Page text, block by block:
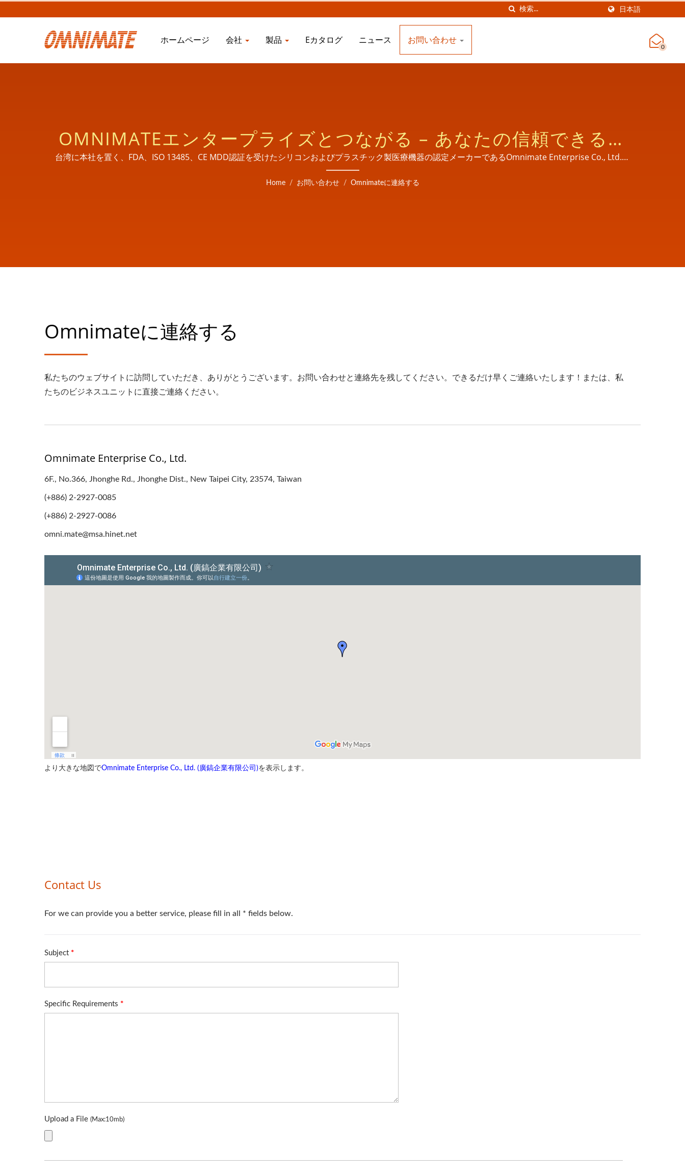
日本語
ホームページ 会社 製品 Eカタログ ニュース お問い合わせ
0
OMNIMATEエンタープライズとつながる – あなたの信頼できる医
療機器パートナー
台湾に本社を置く、FDA、ISO 13485、CE MDD認証を受けたシリコンおよびプラスチック製医療機器の認定メーカーであるOmnimate Enterprise Co., Ltd.の
直接連絡先情報。世界中の病院、緊急サービス、集中治療施設にサービスを提供しています。
Home / お問い合わせ / Omnimateに連絡する
Omnimateに連絡する
私たちのウェブサイトに訪問していただき、ありがとうございます。お問い合わせと連絡先を残してください。できるだけ早くご連絡いたします！または、私
たちのビジネスユニットに直接ご連絡ください。
Omnimate Enterprise Co., Ltd.
6F., No.366, Jhonghe Rd., Jhonghe Dist., New Taipei City, 23574, Taiwan
(+886) 2-2927-0085
(+886) 2-2927-0086
omni.mate@msa.hinet.net
より大きな地図でOmnimate Enterprise Co., Ltd. (廣鎬企業有限公司)を表示します。